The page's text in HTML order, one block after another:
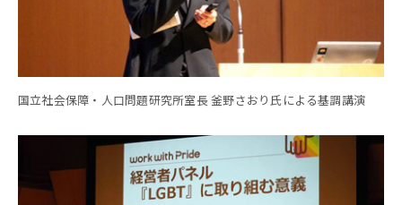
国立社会保障・人口問題研究所室長 釜野さおり氏による基調講演